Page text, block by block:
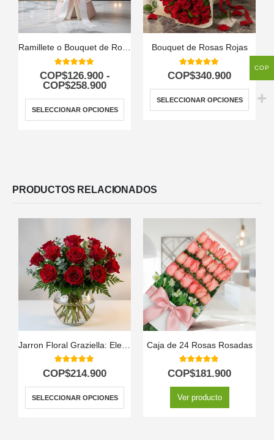
Ramillete o Bouquet de Rosas Multicolor
5.00out of 5
COP$126.900 -
COP$258.900
SELECCIONAR OPCIONES
Bouquet de Rosas Rojas
5.00out of 5
COP$340.900
SELECCIONAR OPCIONES
PRODUCTOS RELACIONADOS
5.00out of 5
COP$214.900
SELECCIONAR OPCIONES
Caja de 24 Rosas Rosadas
5.00out of 5
COP$181.900
Ver producto
COP